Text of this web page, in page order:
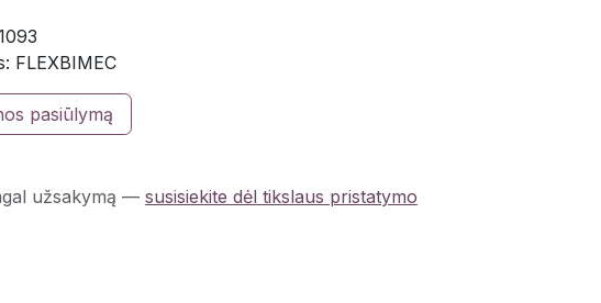
FLEXBIMEC
pasiūlymą
užsakymą — susisiekite dėl tikslaus pristatymo